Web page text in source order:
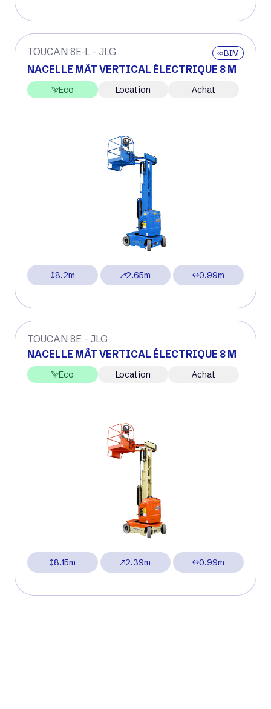
TOUCAN 8E-L - JLG BIM
NACELLE MÂT VERTICAL ÉLECTRIQUE 8 M
Eco Location Achat
8.2m 2.65m 0.99m
TOUCAN 8E - JLG
NACELLE MÂT VERTICAL ÉLECTRIQUE 8 M
Eco Location Achat
8.15m 2.39m 0.99m